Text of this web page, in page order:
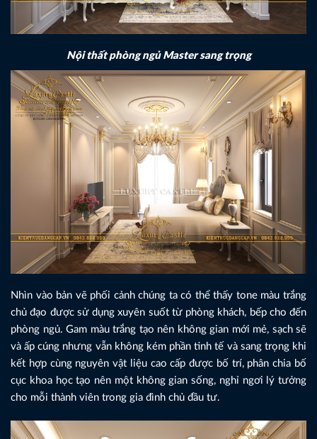
Nội thất phòng ngủ Master sang trọng
Nhìn vào bản vẽ phối cảnh chúng ta có thể thấy tone màu trắng
chủ đạo được sử dụng xuyên suốt từ phòng khách, bếp cho đến
phòng ngủ. Gam màu trắng tạo nên không gian mới mẻ, sạch sẽ
và ấp cúng nhưng vẫn không kém phần tinh tế và sang trọng khi
kết hợp cùng nguyên vật liệu cao cấp được bố trí, phân chia bố
cục khoa học tạo nên một không gian sống, nghỉ ngơi lý tưởng
cho mỗi thành viên trong gia đình chủ đầu tư.